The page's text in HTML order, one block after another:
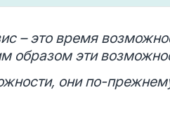
– это время
образом эти
они по-